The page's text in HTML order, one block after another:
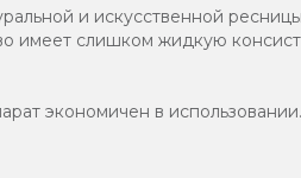
и искусственной
имеет слишком жидкую
экономичен в использовании.